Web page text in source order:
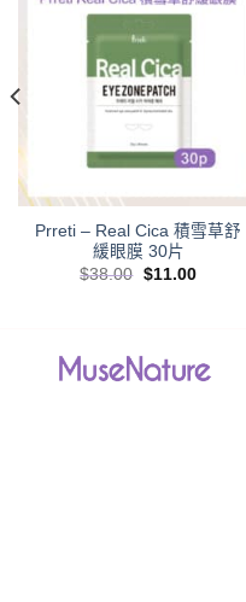
Prreti – Real Cica 積雪草舒
緩眼膜 30片
$38.00 Original
$11.00Current